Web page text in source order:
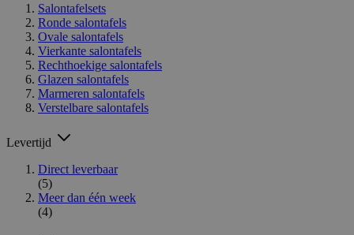
Salontafelsets
Ronde salontafels
Ovale salontafels
Vierkante salontafels
Rechthoekige salontafels
Glazen salontafels
Marmeren salontafels
Verstelbare salontafels
Levertijd
Direct leverbaar
(5)
Meer dan één week
(4)